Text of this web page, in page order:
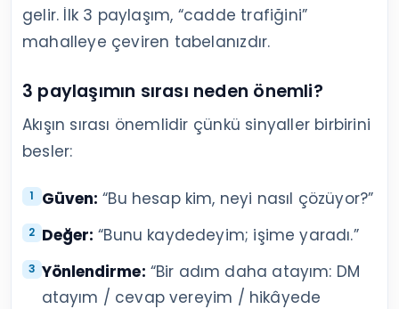
gelir. İlk 3 paylaşım, “cadde trafiğini”
mahalleye çeviren tabelanızdır.
3 paylaşımın sırası neden önemli?
Akışın sırası önemlidir çünkü sinyaller birbirini
besler:
Güven: “Bu hesap kim, neyi nasıl çözüyor?”
Değer: “Bunu kaydedeyim; işime yaradı.”
Yönlendirme: “Bir adım daha atayım: DM
atayım / cevap vereyim / hikâyede